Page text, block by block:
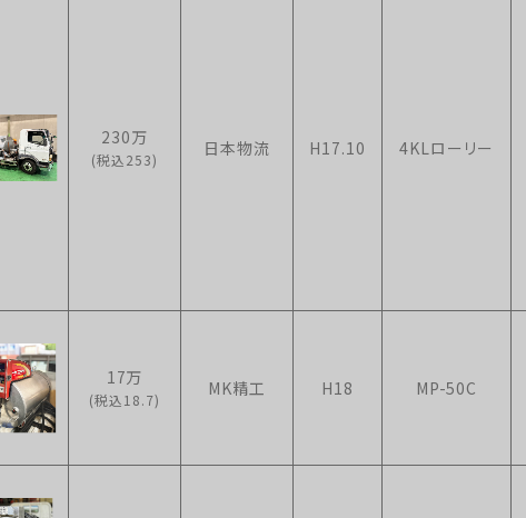
230万
(税込253)
日本物流 H17.10 4KLローリー
17万
(税込18.7)
MK精工 H18 MP-50C